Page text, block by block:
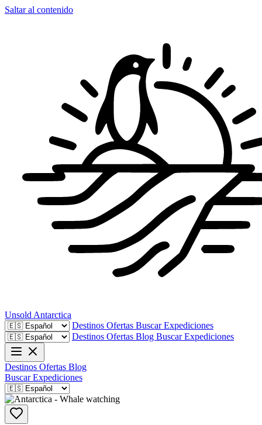
Saltar al contenido
Unsold Antarctica
Destinos Ofertas Buscar Expediciones
Destinos Ofertas Blog Buscar Expediciones
Destinos Ofertas Blog
Buscar Expediciones